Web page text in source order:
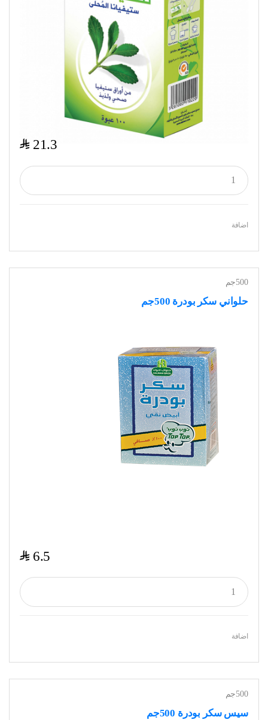
21.3
$
اضافة
500جم
حلواني سكر بودرة 500جم
6.5
$
اضافة
500جم
سيس سكر بودرة 500جم